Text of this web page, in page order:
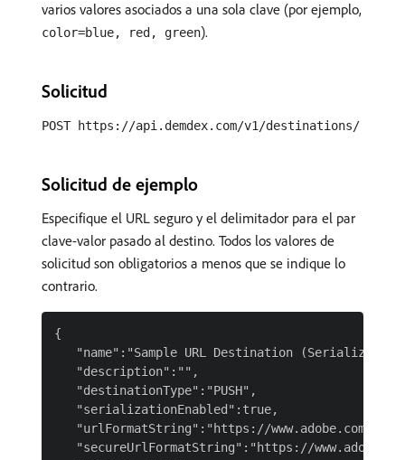
varios valores asociados a una sola clave (por ejemplo,
color=blue, red, green).
Solicitud
POST https://api.demdex.com/v1/destinations/
Solicitud de ejemplo
Especifique el URL seguro y el delimitador para el par
clave-valor pasado al destino. Todos los valores de
solicitud son obligatorios a menos que se indique lo
contrario.
{
   "name":"Sample URL Destination (Serialized)",
   "description":"",
   "destinationType":"PUSH",
   "serializationEnabled":true,
"urlFormatString":"https://www.adobe.com/
"secureUrlFormatString":"https://